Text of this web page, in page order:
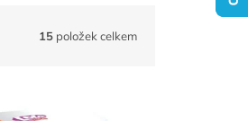
15 položek celkem